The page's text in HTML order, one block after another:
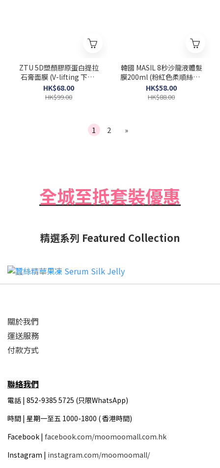
ZTU 5D塑顏膠原蛋白提拉
石膏面膜 (V-lifting 下巴)
一盒5片 [Exp 2026-06-12]
HK$68.00
HK$99.00
韓國 MASIL 8秒沙龍液體髮
膜200ml (粉紅色柔順絲滑)
Salon Hair Mask
HK$58.00
HK$88.00
1 2 »
全城至抵套裝優惠
精選系列 Featured Collection
關於我們
運送服務
付款方式
聯絡我們
電話 | 852-9385 5725 (只限WhatsApp)
時間 | 星期一至五 1000-1800 ( 香港時間)
Facebook | facebook.com/moomoomall.com.hk
Instagram | instagram.com/moomoomall/